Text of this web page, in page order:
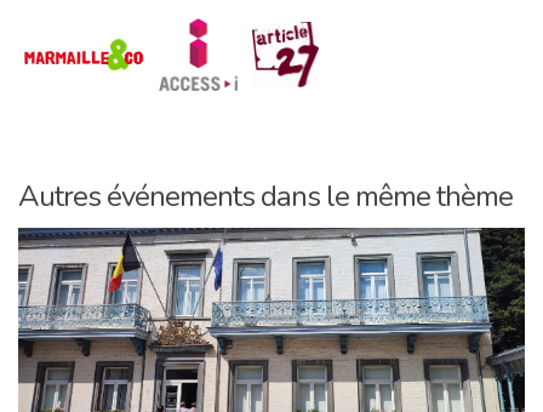
Autres événements dans le même thème